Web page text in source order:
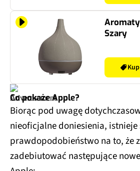
Szary
Co pokaże Apple?
Biorąc pod uwagę
nieoficjalne doniesienia, istnieje
prawdopodobieństwo na to, że
zadebiutować następujące